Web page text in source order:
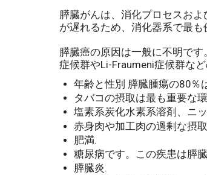
膵臓がんは、消化プロセスお
が遅れるため、消化器系で最
膵臓癌の原因は一般に不明で
症候群やLi-Fraumeni症候群な
年齢と性別 膵臓腫瘍の80％
タバコの摂取は最も重要な
塩素系炭化水素系溶剤、ニ
赤身肉や加工肉の過剰な摂
肥満.
糖尿病です。この疾患は膵
膵臓炎.